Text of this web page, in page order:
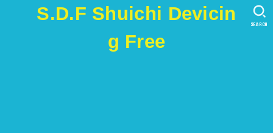
S.D.F Shuichi Devicin
g Free
SEARCH